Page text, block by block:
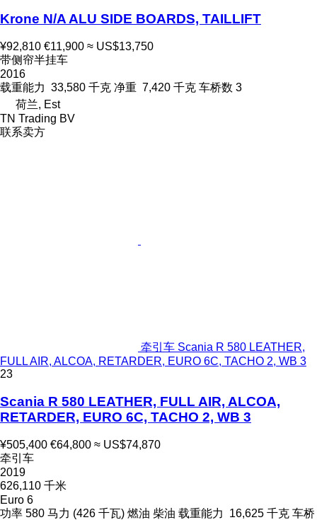
Krone N/A ALU SIDE BOARDS, TAILLIFT
¥92,810 €11,900 ≈ US$13,750
带侧帘半挂车
2016
载重能力 33,580 千克 净重 7,420 千克 车桥数 3
荷兰, Est
TN Trading BV
联系卖方
牵引车 Scania R 580 LEATHER,
FULL AIR, ALCOA, RETARDER, EURO 6C, TACHO 2, WB 3
23
Scania R 580 LEATHER, FULL AIR, ALCOA,
RETARDER, EURO 6C, TACHO 2, WB 3
¥505,400 €64,800 ≈ US$74,870
牵引车
2019
626,110 千米
Euro 6
功率 580 马力 (426 千瓦) 燃油 柴油 载重能力 16,625 千克 车桥